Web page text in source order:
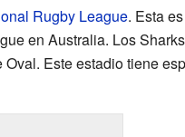
Rugby League. Esta
en Australia. Los Sharks
Este estadio tiene